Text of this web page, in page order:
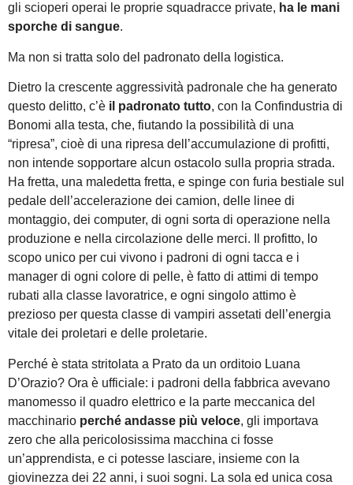
gli scioperi operai le proprie squadracce private, ha le mani
sporche di sangue.
Ma non si tratta solo del padronato della logistica.
Dietro la crescente aggressività padronale che ha generato
questo delitto, c’è il padronato tutto, con la Confindustria di
Bonomi alla testa, che, fiutando la possibilità di una
“ripresa”, cioè di una ripresa dell’accumulazione di profitti,
non intende sopportare alcun ostacolo sulla propria strada.
Ha fretta, una maledetta fretta, e spinge con furia bestiale sul
pedale dell’accelerazione dei camion, delle linee di
montaggio, dei computer, di ogni sorta di operazione nella
produzione e nella circolazione delle merci. Il profitto, lo
scopo unico per cui vivono i padroni di ogni tacca e i
manager di ogni colore di pelle, è fatto di attimi di tempo
rubati alla classe lavoratrice, e ogni singolo attimo è
prezioso per questa classe di vampiri assetati dell’energia
vitale dei proletari e delle proletarie.
Perché è stata stritolata a Prato da un orditoio Luana
D’Orazio? Ora è ufficiale: i padroni della fabbrica avevano
manomesso il quadro elettrico e la parte meccanica del
macchinario perché andasse più veloce, gli importava
zero che alla pericolosissima macchina ci fosse
un’apprendista, e ci potesse lasciare, insieme con la
giovinezza dei 22 anni, i suoi sogni. La sola ed unica cosa